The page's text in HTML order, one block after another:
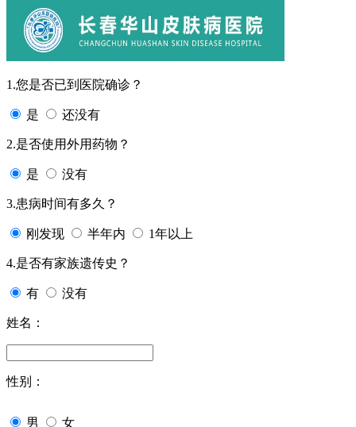
1.您是否已到医院确诊？
是 还没有
2.是否使用外用药物？
是 没有
3.患病时间有多久？
刚发现 半年内 1年以上
4.是否有家族遗传史？
有 没有
姓名：
性别：
男 女